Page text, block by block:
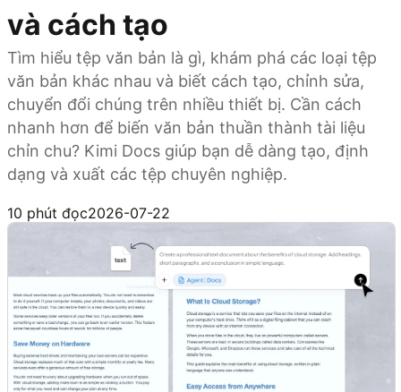
và cách tạo
Tìm hiểu tệp văn bản là gì, khám phá các loại tệp
văn bản khác nhau và biết cách tạo, chỉnh sửa,
chuyển đổi chúng trên nhiều thiết bị. Cần cách
nhanh hơn để biến văn bản thuần thành tài liệu
chỉn chu? Kimi Docs giúp bạn dễ dàng tạo, định
dạng và xuất các tệp chuyên nghiệp.
10 phút đọc2026-07-22